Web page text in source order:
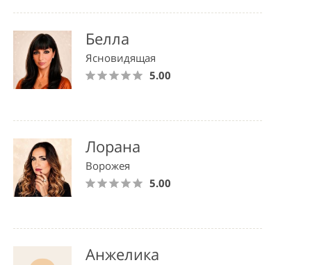
Белла
Ясновидящая
5.00
Лорана
Ворожея
5.00
Анжелика